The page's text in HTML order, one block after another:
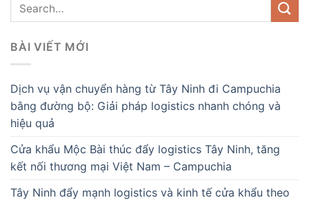
BÀI VIẾT MỚI
Dịch vụ vận chuyển hàng từ Tây Ninh đi Campuchia
bằng đường bộ: Giải pháp logistics nhanh chóng và
hiệu quả
Cửa khẩu Mộc Bài thúc đẩy logistics Tây Ninh, tăng
kết nối thương mại Việt Nam – Campuchia
Tây Ninh đẩy mạnh logistics và kinh tế cửa khẩu theo